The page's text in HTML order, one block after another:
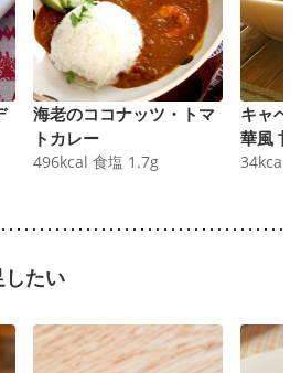
海老のココナッツ・トマ
トカレー
496kcal 食塩 1.7g
キャベ
華風 甘
34kcal
たい